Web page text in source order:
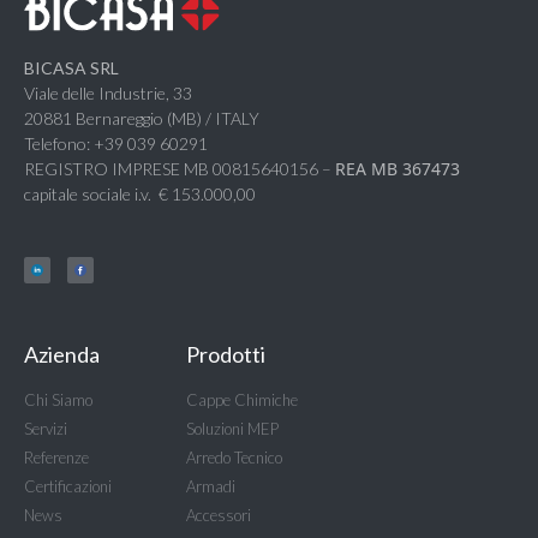
BICASA SRL
Viale delle Industrie, 33
20881 Bernareggio (MB) / ITALY
Telefono: +39 039 60291
REGISTRO IMPRESE MB 00815640156 – REA MB 367473
capitale sociale i.v. € 153.000,00
Azienda
Chi Siamo
Servizi
Referenze
Certificazioni
News
Prodotti
Cappe Chimiche
Soluzioni MEP
Arredo Tecnico
Armadi
Accessori